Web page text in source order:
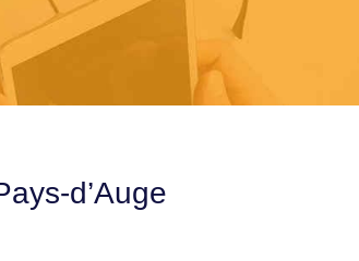
d’Auge